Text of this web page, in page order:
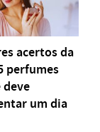
acertos da
perfumes
deve
um dia